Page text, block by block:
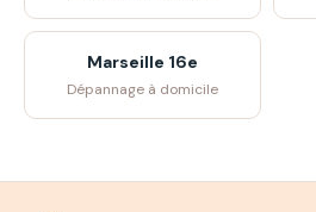
Marseille 16e
Dépannage à domicile